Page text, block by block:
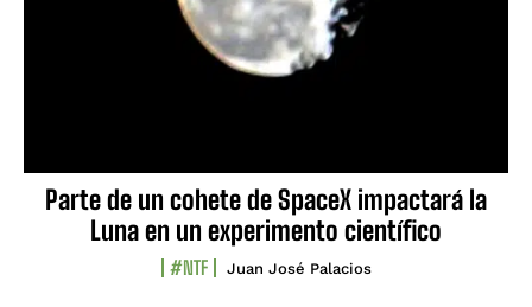
Parte de un cohete de SpaceX impactará la
Luna en un experimento científico
#NTF Juan José Palacios